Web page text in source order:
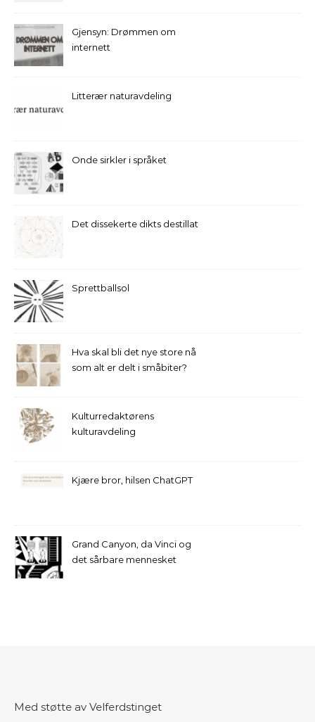
Gjensyn: Drømmen om
internett
Litterær naturavdeling
Onde sirkler i språket
Det dissekerte dikts destillat
Sprettballsol
Hva skal bli det nye store nå
som alt er delt i småbiter?
Kulturredaktørens
kulturavdeling
Kjære bror, hilsen ChatGPT
Grand Canyon, da Vinci og
det sårbare mennesket
Med støtte av Velferdstinget